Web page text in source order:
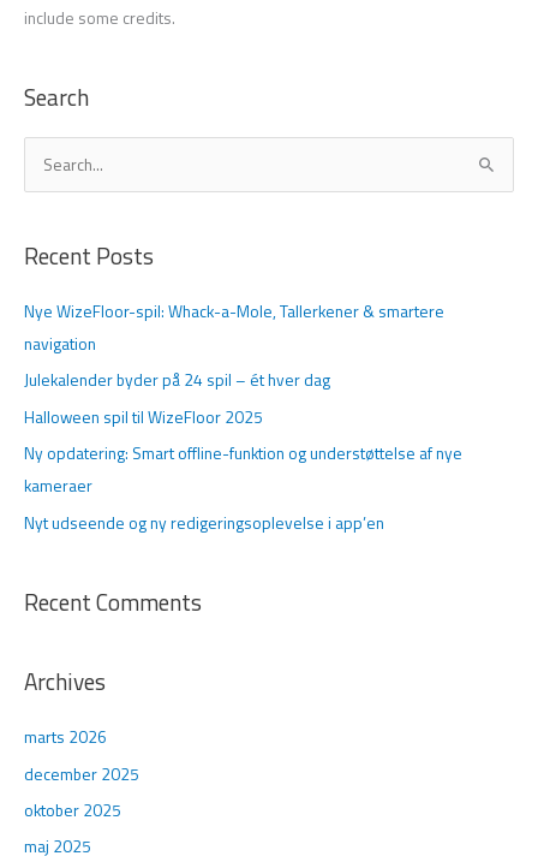
include some credits.
Search
ø
e
r
:
Recent Posts
Nye WizeFloor-spil: Whack-a-Mole, Tallerkener & smartere
navigation
Julekalender byder på 24 spil – ét hver dag
Halloween spil til WizeFloor 2025
Ny opdatering: Smart offline-funktion og understøttelse af nye
kameraer
Nyt udseende og ny redigeringsoplevelse i app’en
Recent Comments
Archives
marts 2026
december 2025
oktober 2025
maj 2025